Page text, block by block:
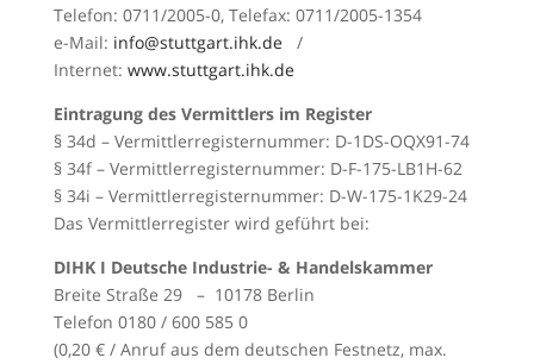
Telefon: 0711/2005-0, Telefax: 0711/2005-1354
e-Mail: info@stuttgart.ihk.de /
Internet: www.stuttgart.ihk.de
Eintragung des Vermittlers im Register
§ 34d – Vermittlerregisternummer: D-1DS-OQX91-74
§ 34f – Vermittlerregisternummer: D-F-175-LB1H-62
§ 34i – Vermittlerregisternummer: D-W-175-1K29-24
Das Vermittlerregister wird geführt bei:
DIHK I Deutsche Industrie- & Handelskammer
Breite Straße 29 – 10178 Berlin
Telefon 0180 / 600 585 0
(0,20 € / Anruf aus dem deutschen Festnetz, max.